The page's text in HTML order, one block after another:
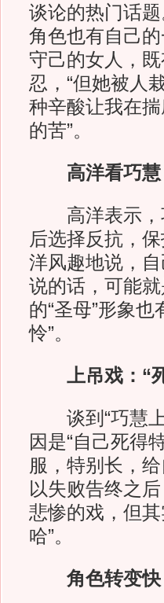
谈论的热门话
角色也有自己
守己的女人，
忍，“但她被人
种辛酸让我在
的苦”。
高洋看巧
高洋表示，
后选择反抗，
洋风趣地说，
说的话，可能
的“圣母”形象
怜”。
上吊戏：“
谈到“巧慧上
因是“自己死得
服，特别长，
以失败告终之
悲惨的戏，但
哈”。
角色转变快